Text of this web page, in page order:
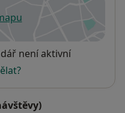
v nové záložce
není aktivní